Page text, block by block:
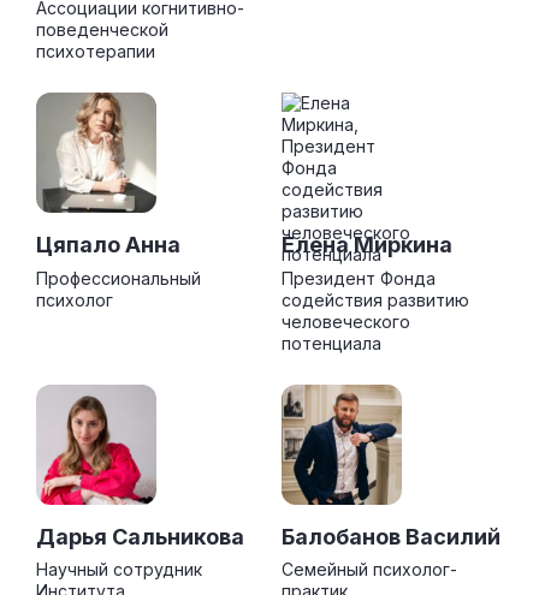
Ассоциации когнитивно-
поведенческой
психотерапии
Цяпало Анна
Профессиональный
психолог
Елена Миркина
Президент Фонда
содействия развитию
человеческого
потенциала
Дарья Сальникова
Научный сотрудник
Института
Балобанов Василий
Семейный психолог-
практик